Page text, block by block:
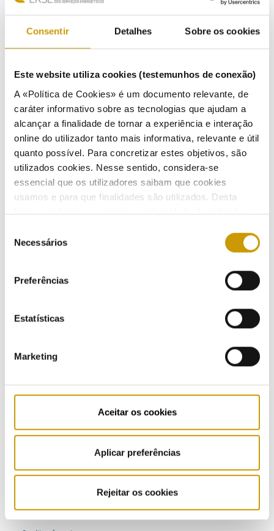
Consentir Detalhes Sobre os cookies
Este website utiliza cookies (testemunhos de conexão)
A «Política de Cookies» é um documento relevante, de
caráter informativo sobre as tecnologias que ajudam a
alcançar a finalidade de tornar a experiência e interação
online do utilizador tanto mais informativa, relevante e útil
quanto possível. Para concretizar estes objetivos, são
utilizados cookies. Nesse sentido, considera-se
essencial que os utilizadores saibam que cookies
usamos e para que finalidades são utilizados. Desta
forma, ajudamos a proteger a privacidade do utilizador,
simples possível de usar. Para obter mais informações
Necessários
Preferências
Estatísticas
Marketing
Aceitar os cookies
Aplicar preferências
Rejeitar os cookies
ELECTRICITY
The sector
Value Chain
Distribution
Regulations